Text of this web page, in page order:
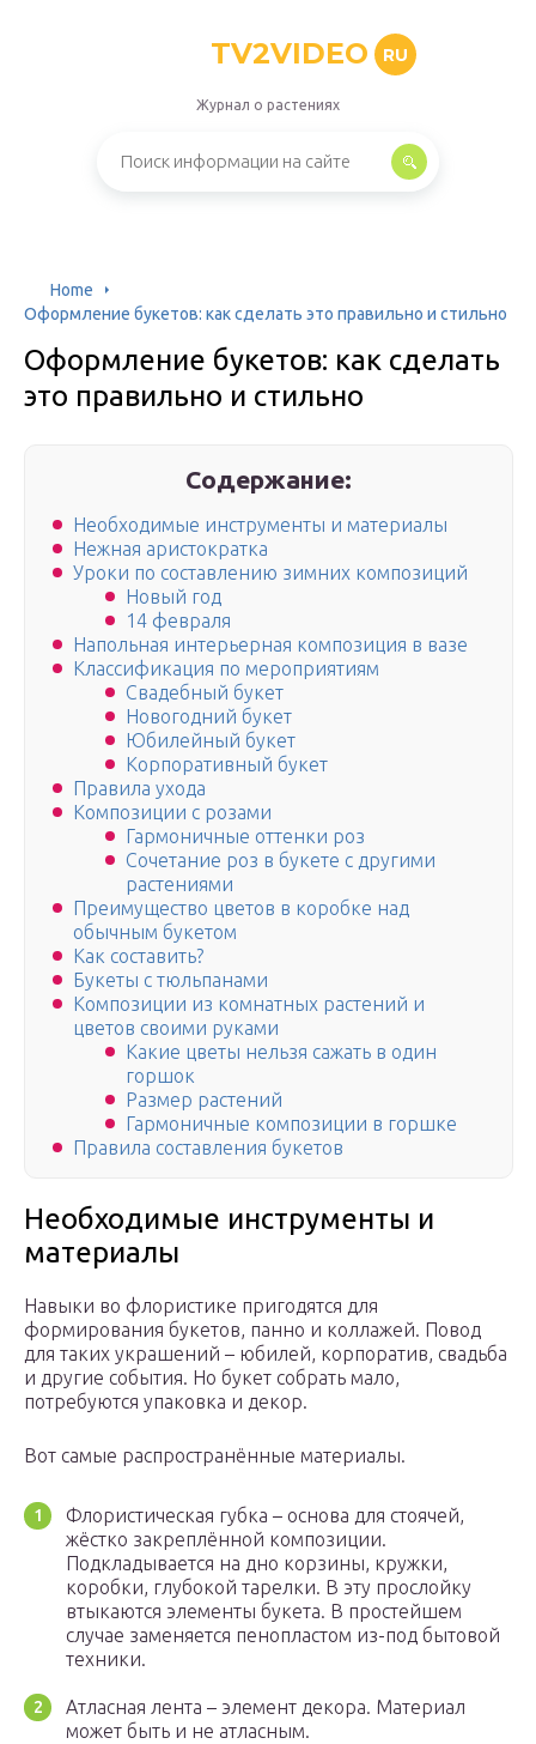
TV2VIDEO RU
Журнал о растениях
Home
Оформление букетов: как сделать это правильно и стильно
Оформление букетов: как сделать
это правильно и стильно
Содержание:
Необходимые инструменты и материалы
Нежная аристократка
Уроки по составлению зимних композиций
Новый год
14 февраля
Напольная интерьерная композиция в вазе
Классификация по мероприятиям
Свадебный букет
Новогодний букет
Юбилейный букет
Корпоративный букет
Правила ухода
Композиции с розами
Гармоничные оттенки роз
Сочетание роз в букете с другими
растениями
Преимущество цветов в коробке над
обычным букетом
Как составить?
Букеты с тюльпанами
Композиции из комнатных растений и
цветов своими руками
Какие цветы нельзя сажать в один
горшок
Размер растений
Гармоничные композиции в горшке
Правила составления букетов
Необходимые инструменты и
материалы
Навыки во флористике пригодятся для
формирования букетов, панно и коллажей. Повод
для таких украшений – юбилей, корпоратив, свадьба
и другие события. Но букет собрать мало,
потребуются упаковка и декор.
Вот самые распространённые материалы.
Флористическая губка – основа для стоячей,
жёстко закреплённой композиции.
Подкладывается на дно корзины, кружки,
коробки, глубокой тарелки. В эту прослойку
втыкаются элементы букета. В простейшем
случае заменяется пенопластом из-под бытовой
техники.
Атласная лента – элемент декора. Материал
может быть и не атласным.